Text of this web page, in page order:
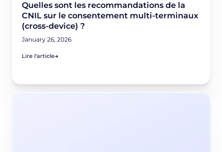
Quelles sont les recommandations de la
CNIL sur le consentement multi-terminaux
(cross-device) ?
January 26, 2026
Lire l'article